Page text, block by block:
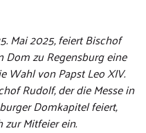
Mai 2025, feiert Bischof
Dom zu Regensburg eine
Wahl von Papst Leo XIV.
Rudolf, der die Messe in
Domkapitel feiert,
Mitfeier ein.